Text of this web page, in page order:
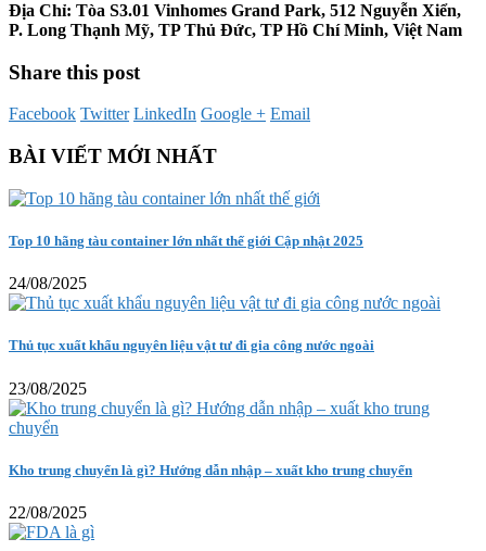
Địa Chỉ: Tòa S3.01 Vinhomes Grand Park, 512 Nguyễn Xiển,
P. Long Thạnh Mỹ, TP Thủ Đức, TP Hồ Chí Minh, Việt Nam
Share this post
Facebook Twitter LinkedIn Google + Email
BÀI VIẾT MỚI NHẤT
Top 10 hãng tàu container lớn nhất thế giới Cập nhật 2025
24/08/2025
Thủ tục xuất khẩu nguyên liệu vật tư đi gia công nước ngoài
23/08/2025
Kho trung chuyển là gì? Hướng dẫn nhập – xuất kho trung chuyển
22/08/2025